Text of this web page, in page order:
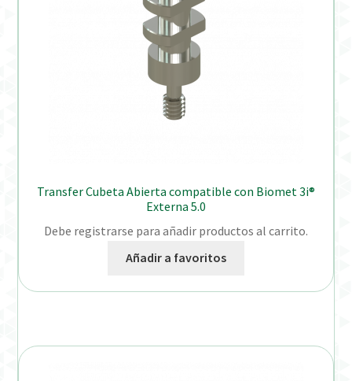
Transfer Cubeta Abierta compatible con Biomet 3i®
Externa 5.0
Debe registrarse para añadir productos al carrito.
Añadir a favoritos